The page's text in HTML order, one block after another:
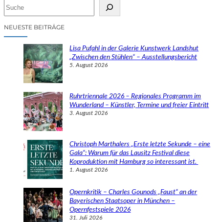
cNEUESTE BEITRÄGE
Lisa Pufahl in der Galerie Kunstwerk Landshut
„Zwischen den Stühlen“ – Ausstellungsbericht
5. August 2026
Ruhrtriennale 2026 – Regionales Programm im
Wunderland – Künstler, Termine und freier Eintritt
3. August 2026
Christoph Marthalers „Erste letzte Sekunde – eine
Gala“: Warum für das Lausitz Festival diese
Koproduktion mit Hamburg so interessant ist.
1. August 2026
Opernkritik – Charles Gounods „Faust“ an der
Bayerischen Staatsoper in München –
Opernfestspiele 2026
31. Juli 2026